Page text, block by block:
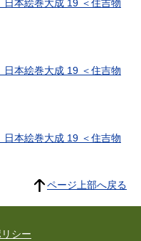
本絵巻大成 19 ＜住吉物
本絵巻大成 19 ＜住吉物
本絵巻大成 19 ＜住吉物
ページ上部へ戻る
シー